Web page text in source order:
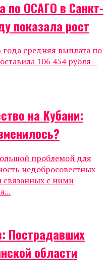
по ОСАГО в Санкт-
показала рост
средняя выплата по
106 454 рубля –
на Кубани:
проблемой для
недобросовестных
связанных с ними
Пострадавших
области